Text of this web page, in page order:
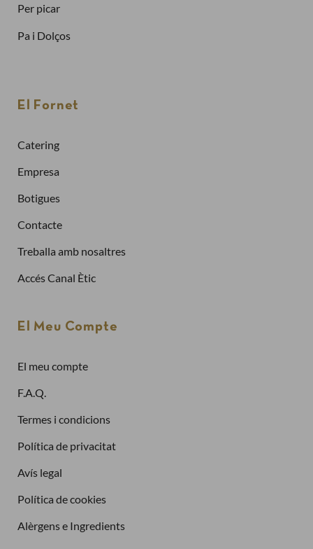
Per picar
Pa i Dolços
El Fornet
Catering
Empresa
Botigues
Contacte
Treballa amb nosaltres
Accés Canal Ètic
El Meu Compte
El meu compte
F.A.Q.
Termes i condicions
Política de privacitat
Avís legal
Política de cookies
Alèrgens e Ingredients
Sol·licitar la factura de les teves comandes
Contrasenya